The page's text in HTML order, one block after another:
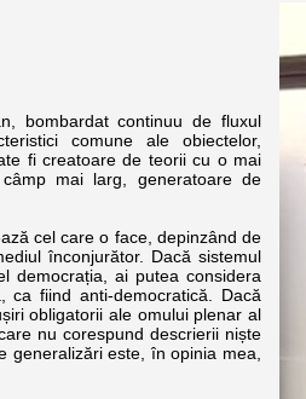
bombardat continuu de fluxul
comune ale obiectelor,
fi creatoare de teorii cu o mai
mai larg, generatoare de
cel care o face, depinzând de
înconjurător. Dacă sistemul
democrația, ai putea considera
fiind anti-democratică. Dacă
obligatorii ale omului plenar al
nu corespund descrierii niște
generalizări este, în opinia mea,